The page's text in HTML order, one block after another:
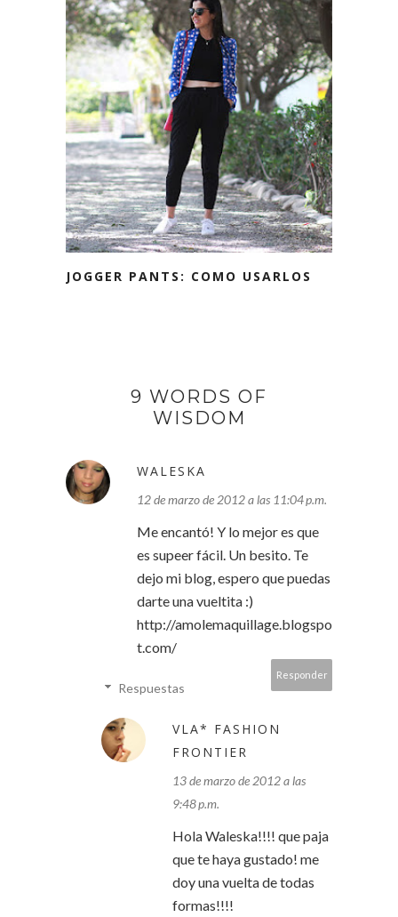
JOGGER PANTS: COMO USARLOS
9 WORDS OF
WISDOM
WALESKA
12 de marzo de 2012 a las 11:04 p.m.
Me encantó! Y lo mejor es que
es supeer fácil. Un besito. Te
dejo mi blog, espero que puedas
darte una vueltita :)
http://amolemaquillage.blogspo
t.com/
Responder
Respuestas
VLA* FASHION
FRONTIER
13 de marzo de 2012 a las
9:48 p.m.
Hola Waleska!!!! que paja
que te haya gustado! me
doy una vuelta de todas
formas!!!!